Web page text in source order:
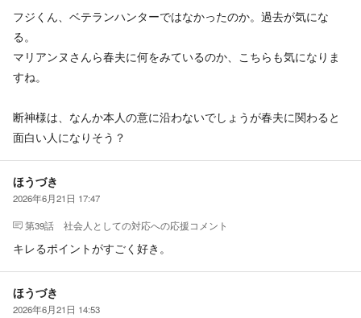
フジくん、ベテランハンターではなかったのか。過去が気にな
る。
マリアンヌさんら春夫に何をみているのか、こちらも気になりま
すね。
断神様は、なんか本人の意に沿わないでしょうが春夫に関わると
面白い人になりそう？
ほうづき
2026年6月21日 17:47
第39話 社会人としての対応への応援コメント
キレるポイントがすごく好き。
ほうづき
2026年6月21日 14:53